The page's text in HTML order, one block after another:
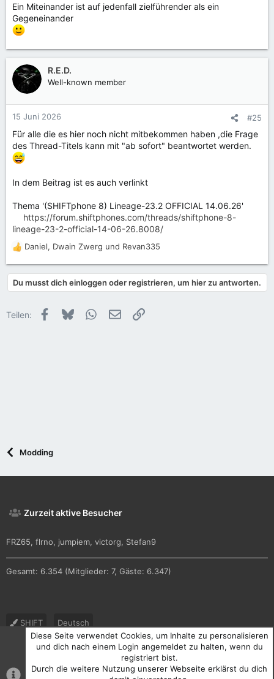
Ein Miteinander ist auf jedenfall zielführender als ein
Gegeneinander
R.E.D.
Well-known member
15 Juni 2026 #25
Für alle die es hier noch nicht mitbekommen haben ,die Frage
des Thread-Titels kann mit "ab sofort" beantwortet werden.
In dem Beitrag ist es auch verlinkt
Thema '(SHIFTphone 8) Lineage-23.2 OFFICIAL 14.06.26'
https://forum.shiftphones.com/threads/shiftphone-8-
lineage-23-2-official-14-06-26.8008/
R
a
k
o
Daniel, Dwain Zwerg und Revan335
Du musst dich einloggen oder registrieren, um hier zu antworten.
Teilen: Facebook
Bluesky WhatsApp
E-MailLink
Modding
Zurzeit aktive Besucher
FRZ65 flrno jumpiem victorg Stefan9
Gesamt: 6.354 (Mitglieder: 7, Gäste: 6.347)
SHIFT
Deutsch
Nutzungsbedingungen
Datenschutz Hilfe und Impressum
S
S
Diese Seite verwendet Cookies, um Inhalte zu personalisieren
und dich nach einem Login angemeldet zu halten, wenn du
registriert bist.
Durch die weitere Nutzung unserer Webseite erklärst du dich